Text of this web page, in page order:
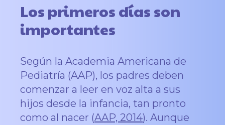
Los primeros días son
importantes
Según la Academia Americana de
Pediatría (AAP), los padres deben
comenzar a leer en voz alta a sus
hijos desde la infancia, tan pronto
como al nacer (AAP, 2014). Aunque